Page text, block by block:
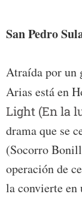
San Pedro
Atraída por un
Arias está en
Light (En la
drama que se
(Socorro
operación de
la convierte en